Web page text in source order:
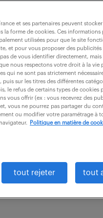
3 994 € / mois
maximise la valeur
centrée sur
et ses partenaires peuvent
la forme de cookies. Ces informations
utilisées pour que le site
et pour vous proposer des publicités
de vous identifier directement,
nous respectons votre droit à la vie
qui ne sont pas strictement
sur les titres des différentes
le refus de certains types de cookies
vous offrir (ex : vous recevrez des
vous ne pourrez pas partager du
ou modifier votre paramétrage à
Politique en matière de
tout rejeter tout